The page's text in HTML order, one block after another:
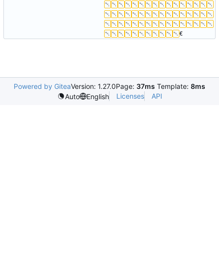
Powered by GiteaVersion: 1.27.0Page: 37ms Template: 8ms
Auto
English Licenses API